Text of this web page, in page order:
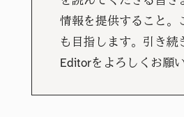
情報を提供すること。
も目指します。引き続
Editorをよろしくお願